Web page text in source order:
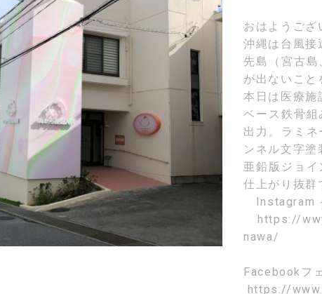
おはようござ
沖縄は台風接
先島（宮古
が出ないこと
本日は医療施
ベース鉄骨組
出力。ラミ
ンネル文字塗
亜鉛版ジョ
仕上がり抜群
Instagram
https://
nawa/
Facebook フ
https://